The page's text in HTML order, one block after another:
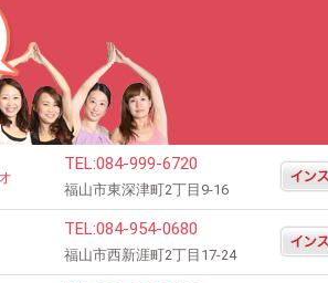
TEL:084-999-6720
福山市東深津町2丁目9-16
TEL:084-954-0680
福山市西新涯町2丁目17-24